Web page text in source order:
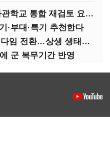
국방부, 역대 참모총장 사관학교 통합 재검토 요구에 "다양한 의견 수렴해 합리적 시스템 만들 것"
·부대·특기 추천한다
"첨단전력 획득제도 패러다임 전환…상생 생태계 조성해 대체불가 K-방산 도약"
군 복무기간 반영